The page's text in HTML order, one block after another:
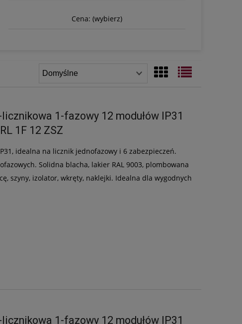
Cena: (wybierz)
1-fazowy 12 modułów IP31
1F 12 ZSZ
idealna na licznik jednofazowy i 6 zabezpieczeń.
Solidna blacha, lakier RAL 9003, plombowana
szyny, izolator, wkręty, naklejki. Idealna dla wygodnych
1-fazowy 12 modułów IP31